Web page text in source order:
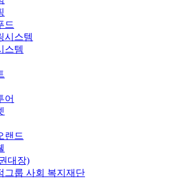
드
시스템
스템
어
랜드
대장)
그룹 사회 복지재단